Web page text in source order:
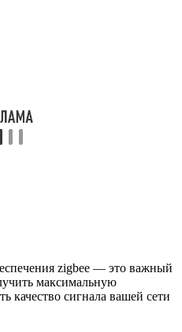
zigbee — это важный
максимальную
качество сигнала вашей сети